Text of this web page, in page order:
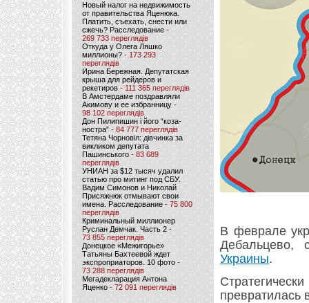
Новый налог на недвижимость
от правительства Яценюка.
Платить, съехать, снести или
сжечь? Расследование-
269 733 переглядів
Откуда у Олега Ляшко
миллионы? - 173 293
переглядів
Ирина Бережная. Депутатская
крыша для рейдеров и
рекетиров - 111 365 переглядів
В Амстердаме поздравляли
Акимову и ее избранницу -
98 102 переглядів
Дон Пилипишин і його “коза-
ностра” - 84 777 переглядів
Тетяна Чорновіл: дівчинка за
викликом депутата
Пашинського- 83 689
переглядів
УНИАН за $12 тысяч удалил
статью про митинг под СБУ.
Вадим Симонов и Николай
Присяжнюк отмывают свои
имена. Расследование - 75 800
переглядів
Криминальный миллионер
Руслан Демчак. Часть 2-
73 855 переглядів
Донецкое «Межигорье»
Татьяны Бахтеевой ждет
экспроприаторов. 10 фото -
73 288 переглядів
Мегадекларация Антона
Яценко - 72 091 переглядів
В феврале
Дебальцево,
Украины.
превратилась